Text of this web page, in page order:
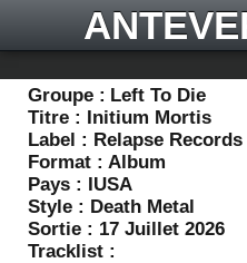
Groupe : Left To Die
Titre : Initium Mortis
Label : Relapse Records
Format : Album
Pays : IUSA
Style : Death Metal
Sortie : 17 Juillet 2026
Tracklist :